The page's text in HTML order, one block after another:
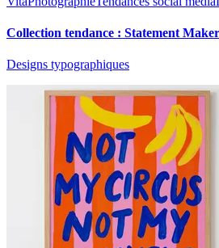
Collection tendance : Statement
Designs typographiques